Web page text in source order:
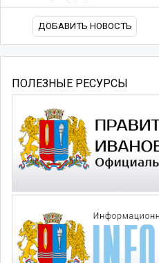
ДОБАВИТЬ НОВОСТЬ
ПОЛЕЗНЫЕ РЕСУРСЫ